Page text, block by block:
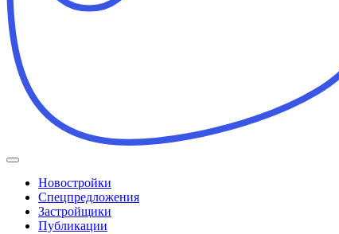
Новостройки
Спецпредложения
Застройщики
Публикации